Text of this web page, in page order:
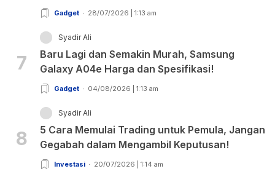
Gadget 28/07/2026 | 1:13 am
7
Syadir Ali
Baru Lagi dan Semakin Murah, Samsung
Galaxy A04e Harga dan Spesifikasi!
Gadget 04/08/2026 | 1:13 am
8
Syadir Ali
5 Cara Memulai Trading untuk Pemula, Jangan
Gegabah dalam Mengambil Keputusan!
Investasi 20/07/2026 | 1:14 am